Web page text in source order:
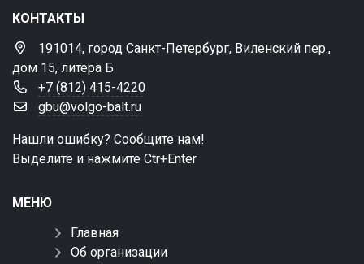
КОНТАКТЫ
191014, город Санкт-Петербург, Виленский пер.,
дом 15, литера Б
+7 (812) 415-4220
gbu@volgo-balt.ru
Нашли ошибку? Сообщите нам!
Выделите и нажмите Ctr+Enter
МЕНЮ
Главная
Об организации